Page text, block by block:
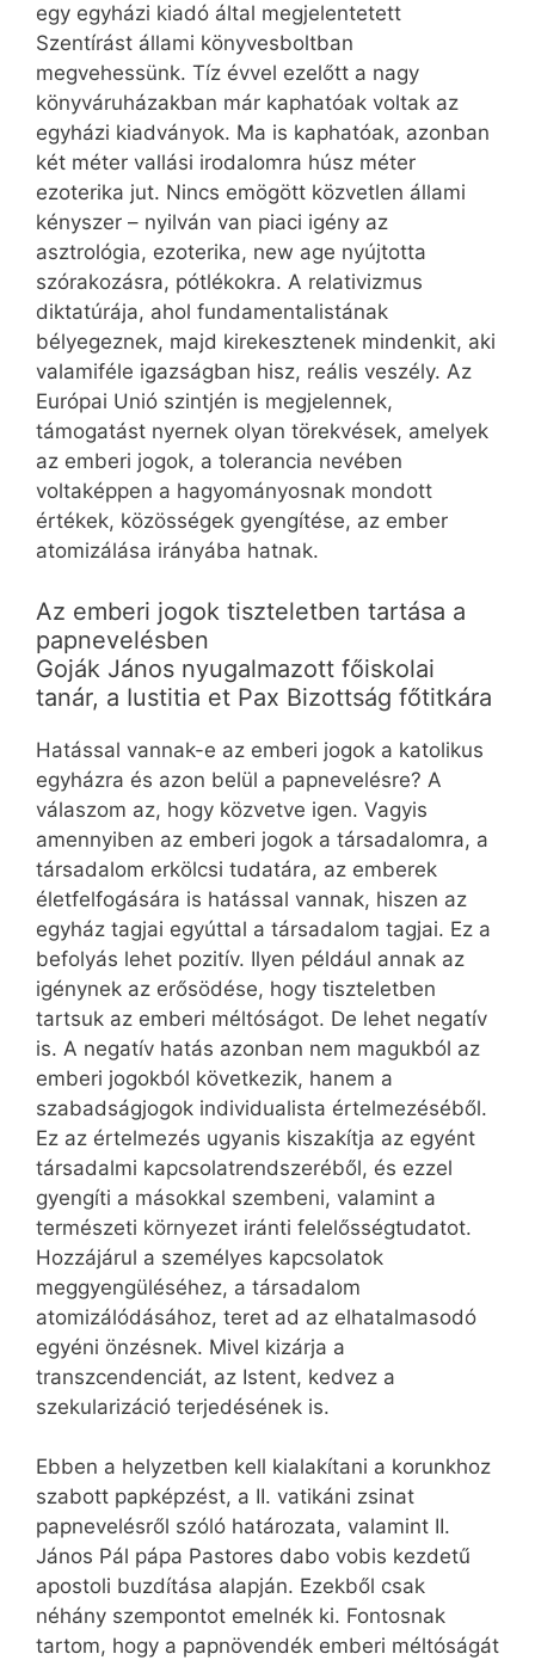
egy egyházi kiadó által megjelentetett
Szentírást állami könyvesboltban
megvehessünk. Tíz évvel ezelőtt a nagy
könyváruházakban már kaphatóak voltak az
egyházi kiadványok. Ma is kaphatóak, azonban
két méter vallási irodalomra húsz méter
ezoterika jut. Nincs emögött közvetlen állami
kényszer – nyilván van piaci igény az
asztrológia, ezoterika, new age nyújtotta
szórakozásra, pótlékokra. A relativizmus
diktatúrája, ahol fundamentalistának
bélyegeznek, majd kirekesztenek mindenkit, aki
valamiféle igazságban hisz, reális veszély. Az
Európai Unió szintjén is megjelennek,
támogatást nyernek olyan törekvések, amelyek
az emberi jogok, a tolerancia nevében
voltaképpen a hagyományosnak mondott
értékek, közösségek gyengítése, az ember
atomizálása irányába hatnak.
Az emberi jogok tiszteletben tartása a
papnevelésben
Goják János nyugalmazott főiskolai
tanár, a Iustitia et Pax Bizottság főtitkára
Hatással vannak-e az emberi jogok a katolikus
egyházra és azon belül a papnevelésre? A
válaszom az, hogy közvetve igen. Vagyis
amennyiben az emberi jogok a társadalomra, a
társadalom erkölcsi tudatára, az emberek
életfelfogására is hatással vannak, hiszen az
egyház tagjai egyúttal a társadalom tagjai. Ez a
befolyás lehet pozitív. Ilyen például annak az
igénynek az erősödése, hogy tiszteletben
tartsuk az emberi méltóságot. De lehet negatív
is. A negatív hatás azonban nem magukból az
emberi jogokból következik, hanem a
szabadságjogok individualista értelmezéséből.
Ez az értelmezés ugyanis kiszakítja az egyént
társadalmi kapcsolatrendszeréből, és ezzel
gyengíti a másokkal szembeni, valamint a
természeti környezet iránti felelősségtudatot.
Hozzájárul a személyes kapcsolatok
meggyengüléséhez, a társadalom
atomizálódásához, teret ad az elhatalmasodó
egyéni önzésnek. Mivel kizárja a
transzcendenciát, az Istent, kedvez a
szekularizáció terjedésének is.
Ebben a helyzetben kell kialakítani a korunkhoz
szabott papképzést, a II. vatikáni zsinat
papnevelésről szóló határozata, valamint II.
János Pál pápa Pastores dabo vobis kezdetű
apostoli buzdítása alapján. Ezekből csak
néhány szempontot emelnék ki. Fontosnak
tartom, hogy a papnövendék emberi méltóságát